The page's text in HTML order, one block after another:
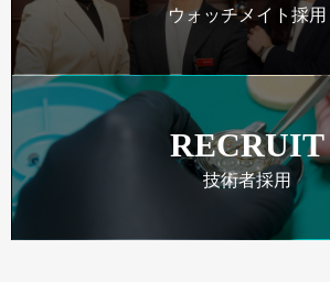
ウォッチメイト採用
RECRUIT
技術者採用